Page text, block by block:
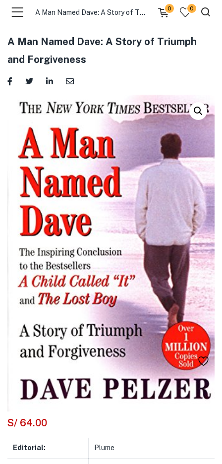
A Man Named Dave: A Story of Triumph and Forgiveness
0 0
A Man Named Dave: A Story of Triumph
and Forgiveness
S/ 64.00
Editorial: Plume